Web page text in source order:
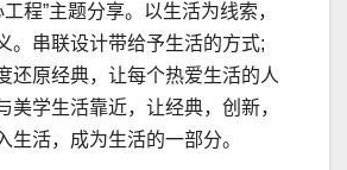
程”主题分享。以生活为线索，
。串联设计带给予生活的方式;
还原经典，让每个热爱生活的人
美学生活靠近，让经典，创新，
生活，成为生活的一部分。